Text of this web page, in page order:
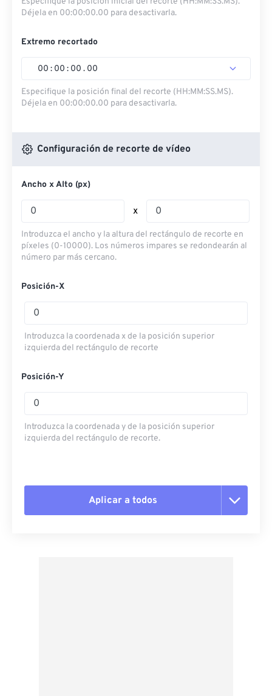
Déjela en 00:00:00.00 para desactivarla.
Extremo recortado
00 : 00 : 00 . 00
Especifique la posición final del recorte (HH:MM:SS.MS).
Déjela en 00:00:00.00 para desactivarla.
Configuración de recorte de vídeo
Ancho x Alto (px)
x
Introduzca el ancho y la altura del rectángulo de recorte en
píxeles (0-10000). Los números impares se redondearán al
número par más cercano.
Posición-X
Introduzca la coordenada x de la posición superior
izquierda del rectángulo de recorte
Posición-Y
Introduzca la coordenada y de la posición superior
izquierda del rectángulo de recorte.
Aplicar a todos